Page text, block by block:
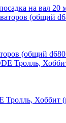
на вал 20
(общий
Хоббит